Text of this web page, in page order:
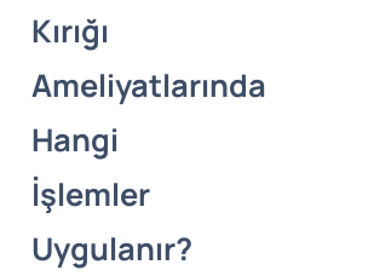
Kırığı
Ameliyatlarında
Hangi
İşlemler
Uygulanır?